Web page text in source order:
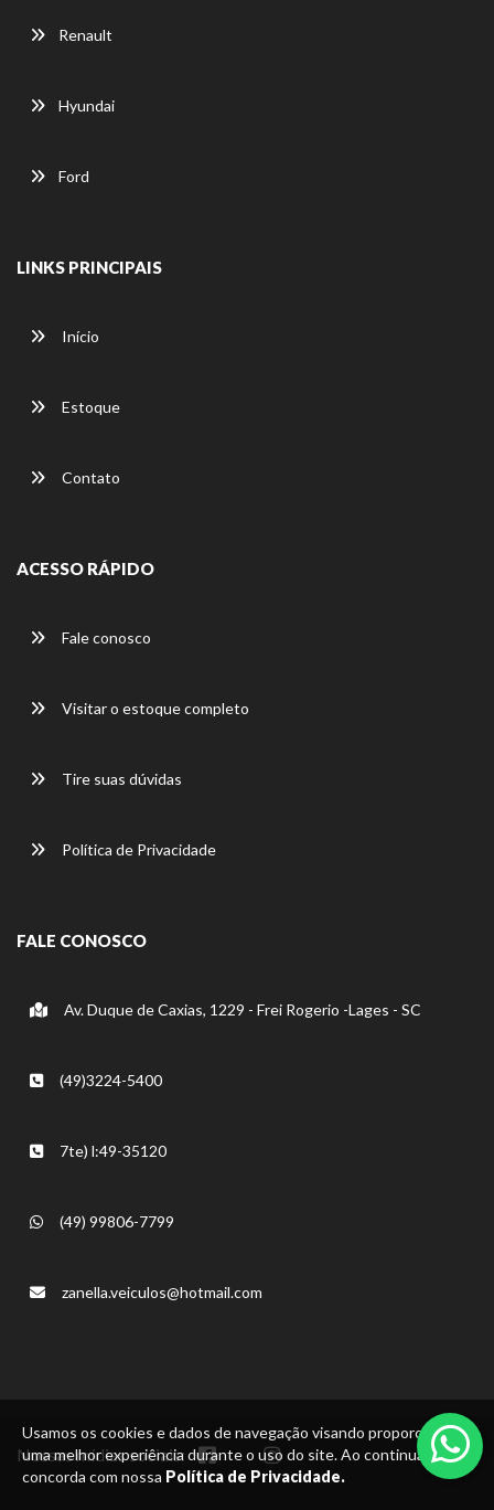
Usamos os cookies e dados de navegação visando proporcionar
uma melhor experiência durante o uso do site. Ao continuar, você
concorda com nossa Política de Privacidade.
Renault
Hyundai
Ford
LINKS PRINCIPAIS
Início
Estoque
Contato
ACESSO RÁPIDO
Fale conosco
Visitar o estoque completo
Tire suas dúvidas
Política de Privacidade
FALE CONOSCO
Av. Duque de Caxias, 1229 - Frei Rogerio -Lages - SC
(49)3224-5400
7te) l:49-35120
(49) 99806-7799
zanella.veiculos@hotmail.com
Nossas mídias sociais: